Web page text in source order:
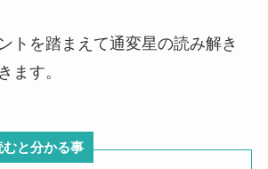
トを踏まえて通変星の読み解き
ます。
と分かる事